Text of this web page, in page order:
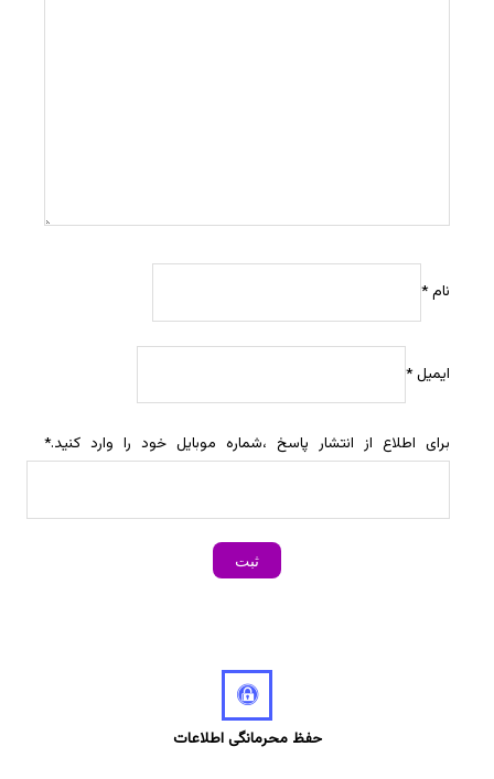
نام*
ایمیل*
برای اطلاع از انتشار پاسخ ،شماره موبایل خود را وارد کنید.*
حفظ محرمانگی اطلاعات